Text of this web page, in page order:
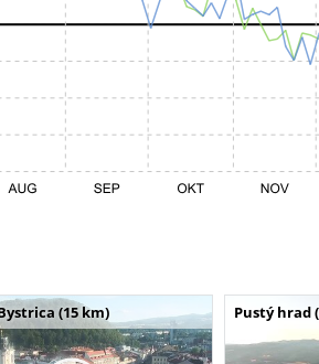
(15 km) Pustý hrad